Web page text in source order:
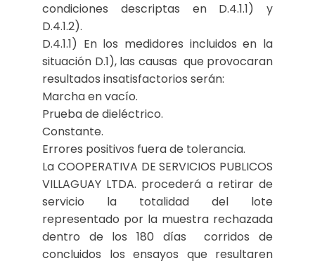
condiciones descriptas en D.4.1.1) y
D.4.1.2).
D.4.1.1) En los medidores incluidos en la
situación D.1), las causas que provocaran
resultados insatisfactorios serán:
Marcha en vacío.
Prueba de dieléctrico.
Constante.
Errores positivos fuera de tolerancia.
La COOPERATIVA DE SERVICIOS PUBLICOS
VILLAGUAY LTDA. procederá a retirar de
servicio la totalidad del lote
representado por la muestra rechazada
dentro de los 180 días corridos de
concluidos los ensayos que resultaren